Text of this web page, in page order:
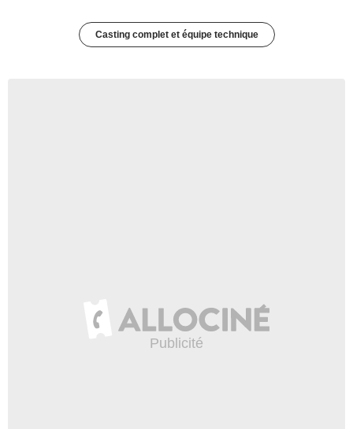
Casting complet et équipe technique